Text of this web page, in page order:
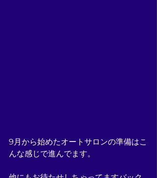
9月から始めたオートサロンの準備はこ
んな感じで進んでます。